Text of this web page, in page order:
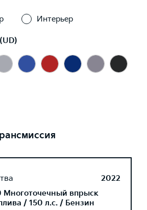
Интерьер
2022
Многоточечный впрыск
/ 150 л.с. / Бензин